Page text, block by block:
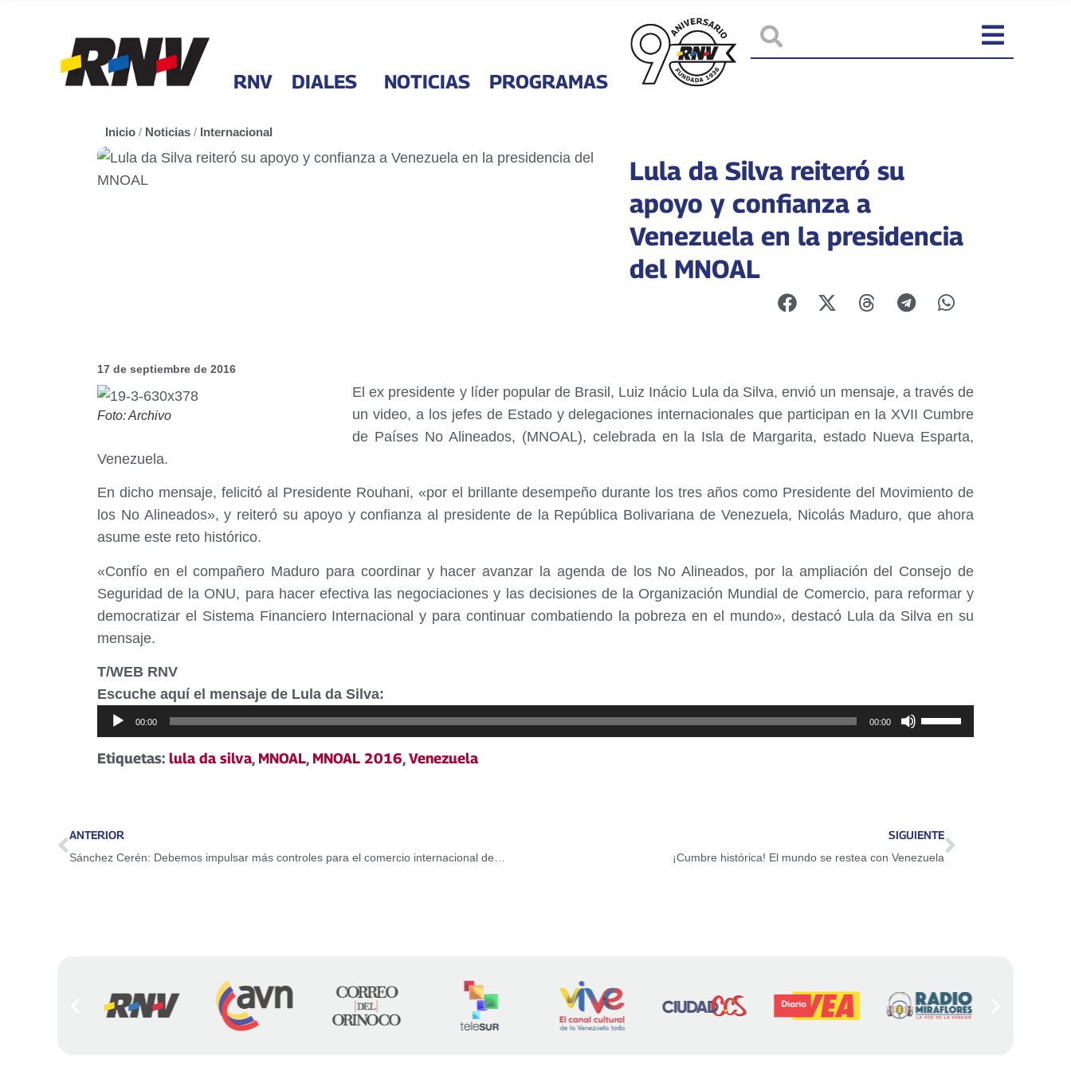
RNV DIALES NOTICIAS PROGRAMAS
Inicio / Noticias / Internacional
Lula da Silva reiteró su
apoyo y confianza a
Venezuela en la presidencia
del MNOAL
17 de septiembre de 2016
Foto: Archivo
El ex presidente y líder popular de Brasil, Luiz Inácio Lula da Silva, envió un mensaje, a través de
un video, a los jefes de Estado y delegaciones internacionales que participan en la XVII Cumbre
de Países No Alineados, (MNOAL), celebrada en la Isla de Margarita, estado Nueva Esparta,
Venezuela.
En dicho mensaje, felicitó al Presidente Rouhani, «por el brillante desempeño durante los tres años como Presidente del Movimiento de
los No Alineados», y reiteró su apoyo y confianza al presidente de la República Bolivariana de Venezuela, Nicolás Maduro, que ahora
asume este reto histórico.
«Confío en el compañero Maduro para coordinar y hacer avanzar la agenda de los No Alineados, por la ampliación del Consejo de
Seguridad de la ONU, para hacer efectiva las negociaciones y las decisiones de la Organización Mundial de Comercio, para reformar y
democratizar el Sistema Financiero Internacional y para continuar combatiendo la pobreza en el mundo», destacó Lula da Silva en su
mensaje.
T/WEB RNV
Escuche aquí el mensaje de Lula da Silva:
Reproductor
de
audio
00:00 00:00
Utiliza
las
arriba/abajo
para
Etiquetas: lula da silva, MNOAL, MNOAL 2016,Venezuela
ANTERIOR
Sánchez Cerén: Debemos impulsar más controles para el comercio internacional de armas
SIGUIENTE
¡Cumbre histórica! El mundo se restea con Venezuela